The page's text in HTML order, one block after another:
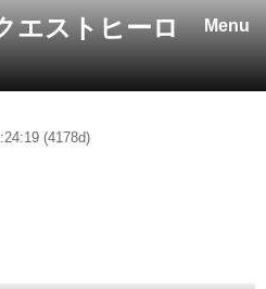
Menu
エストヒーロ
(4178d)